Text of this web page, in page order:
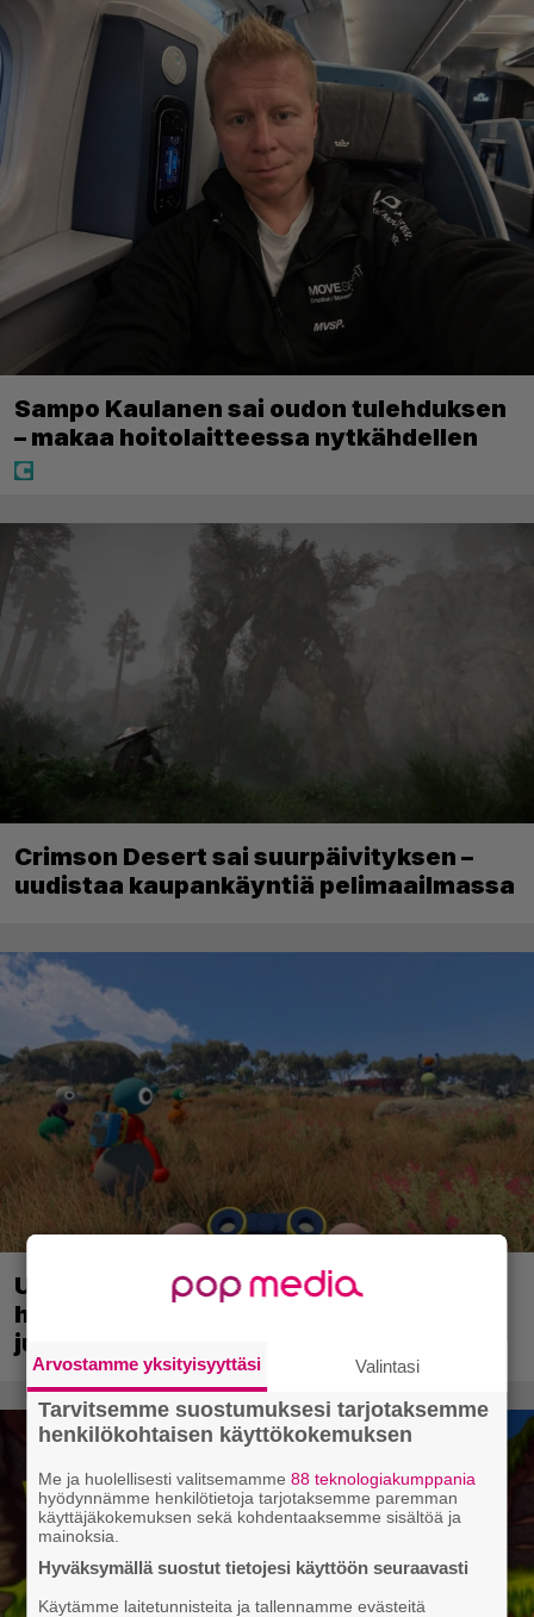
Sampo Kaulanen sai oudon tulehduksen
– makaa hoitolaitteessa nytkähdellen
Crimson Desert sai suurpäivityksen –
uudistaa kaupankäyntiä pelimaailmassa
Uusi PS Plus -seikkailupeli on saanut
huippuarvostelut – saapui heti
julkaisupäivänään tilaajien saataville
Arvostamme yksityisyyttäsi Valintasi
Tarvitsemme suostumuksesi tarjotaksemme
henkilökohtaisen käyttökokemuksen
Me ja huolellisesti valitsemamme88 teknologiakumppania
hyödynnämme henkilötietoja tarjotaksemme paremman
käyttäjäkokemuksen sekä kohdentaaksemme sisältöä ja
mainoksia.
Hyväksymällä suostut tietojesi käyttöön seuraavasti
Käytämme laitetunnisteita ja tallennamme evästeitä